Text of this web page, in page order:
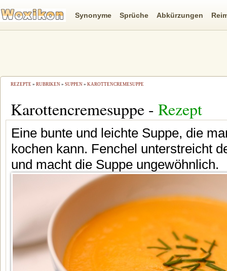
REZEPTE » RUBRIKEN » SUPPEN » KAROTTENCREMESUPPE
Karottencremesuppe - Rezept
Eine bunte und leichte Suppe, die
kochen kann. Fenchel unterstreicht
und macht die Suppe ungewöhnlich.
Synonyme Sprüche Abkürzungen